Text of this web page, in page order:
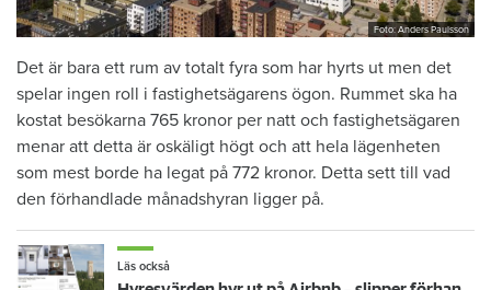
Foto: Anders Paulsson
Det är bara ett rum av totalt fyra som har hyrts ut men det
spelar ingen roll i fastighetsägarens ögon. Rummet ska ha
kostat besökarna 765 kronor per natt och fastighetsägaren
menar att detta är oskäligt högt och att hela lägenheten
som mest borde ha legat på 772 kronor. Detta sett till vad
den förhandlade månadshyran ligger på.
Läs också